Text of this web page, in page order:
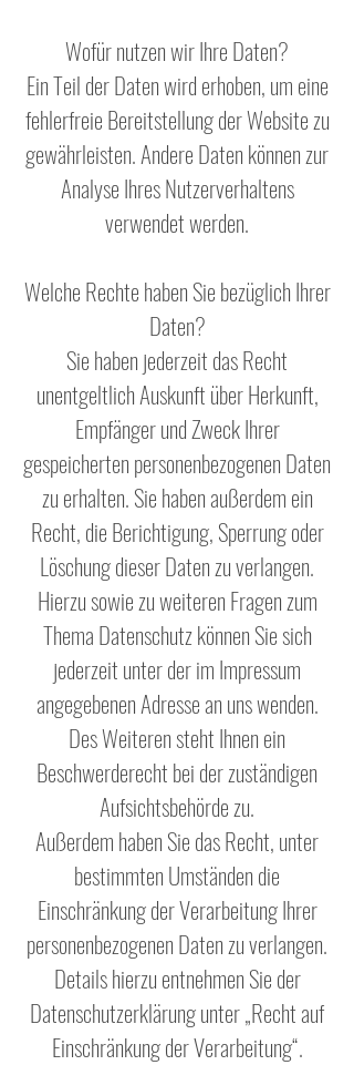
Wofür nutzen wir Ihre Daten?
Ein Teil der Daten wird erhoben, um eine
fehlerfreie Bereitstellung der Website zu
gewährleisten. Andere Daten können zur
Analyse Ihres Nutzerverhaltens
verwendet werden.
Welche Rechte haben Sie bezüglich Ihrer
Daten?
Sie haben jederzeit das Recht
unentgeltlich Auskunft über Herkunft,
Empfänger und Zweck Ihrer
gespeicherten personenbezogenen Daten
zu erhalten. Sie haben außerdem ein
Recht, die Berichtigung, Sperrung oder
Löschung dieser Daten zu verlangen.
Hierzu sowie zu weiteren Fragen zum
Thema Datenschutz können Sie sich
jederzeit unter der im Impressum
angegebenen Adresse an uns wenden.
Des Weiteren steht Ihnen ein
Beschwerderecht bei der zuständigen
Aufsichtsbehörde zu.
Außerdem haben Sie das Recht, unter
bestimmten Umständen die
Einschränkung der Verarbeitung Ihrer
personenbezogenen Daten zu verlangen.
Details hierzu entnehmen Sie der
Datenschutzerklärung unter „Recht auf
Einschränkung der Verarbeitung“.